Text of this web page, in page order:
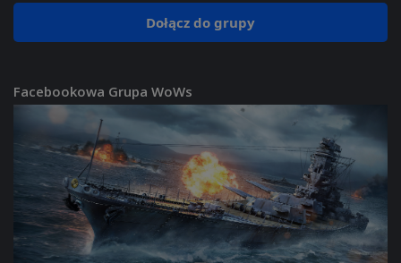
Dołącz do grupy
Facebookowa Grupa WoWs